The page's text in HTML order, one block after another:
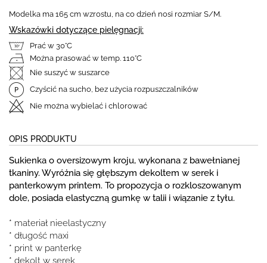
Modelka ma 165 cm wzrostu, na co dzień nosi rozmiar S/M.
Wskazówki dotyczące pielęgnacji:
Prać w 30°C
Można prasować w temp. 110°C
Nie suszyć w suszarce
Czyścić na sucho, bez użycia rozpuszczalników
Nie można wybielać i chlorować
OPIS PRODUKTU
Sukienka o oversizowym kroju, wykonana z bawełnianej
tkaniny. Wyróżnia się głębszym dekoltem w serek i
panterkowym printem. To propozycja o rozkloszowanym
dole, posiada elastyczną gumkę w talii i wiązanie z tyłu.
* materiał nieelastyczny
* długość maxi
* print w panterkę
* dekolt w serek